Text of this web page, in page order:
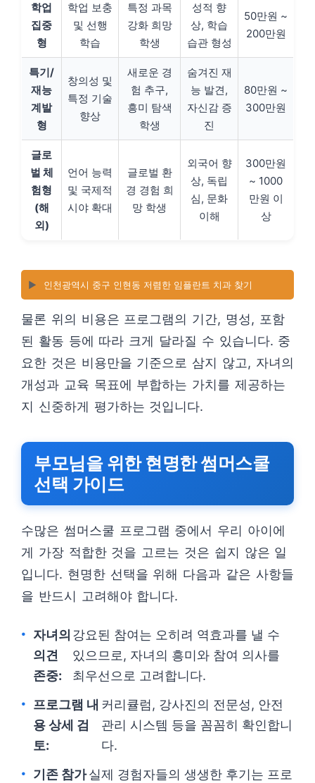
학업
집중
형
학업 보충
및 선행
학습
특정 과목
강화 희망
학생
성적 향
상, 학습
습관 형성
50만원 ~
200만원
특기/
재능
계발
형
창의성 및
특정 기술
향상
새로운 경
험 추구,
흥미 탐색
학생
숨겨진 재
능 발견,
자신감 증
진
80만원 ~
300만원
글로
벌 체
험형
(해
외)
언어 능력
및 국제적
시야 확대
글로벌 환
경 경험 희
망 학생
외국어 향
상, 독립
심, 문화
이해
300만원
~ 1000
만원 이
상
▶️ 인천광역시 중구 인현동 저렴한 임플란트 치과 찾기
물론 위의 비용은 프로그램의 기간, 명성, 포함
된 활동 등에 따라 크게 달라질 수 있습니다. 중
요한 것은 비용만을 기준으로 삼지 않고, 자녀의
개성과 교육 목표에 부합하는 가치를 제공하는
지 신중하게 평가하는 것입니다.
부모님을 위한 현명한 썸머스쿨
선택 가이드
수많은 썸머스쿨 프로그램 중에서 우리 아이에
게 가장 적합한 것을 고르는 것은 쉽지 않은 일
입니다. 현명한 선택을 위해 다음과 같은 사항들
을 반드시 고려해야 합니다.
자녀의
의견
존중:
강요된 참여는 오히려 역효과를 낼 수
있으므로, 자녀의 흥미와 참여 의사를
최우선으로 고려합니다.
프로그램 내
용 상세 검
토:
커리큘럼, 강사진의 전문성, 안전
관리 시스템 등을 꼼꼼히 확인합니
다.
기존 참가실제 경험자들의 생생한 후기는 프로